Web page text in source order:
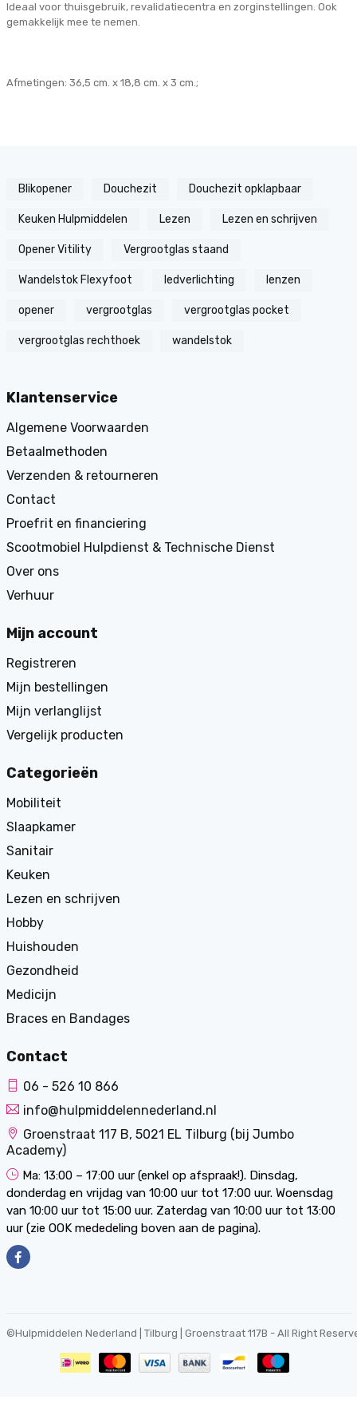
Ideaal voor thuisgebruik, revalidatiecentra en zorginstellingen. Ook
gemakkelijk mee te nemen.
Afmetingen: 36,5 cm. x 18,8 cm. x 3 cm.;
Blikopener Douchezit Douchezit opklapbaar
Keuken Hulpmiddelen Lezen Lezen en schrijven
Opener Vitility Vergrootglas staand
Wandelstok Flexyfoot ledverlichting lenzen
opener vergrootglas vergrootglas pocket
vergrootglas rechthoek wandelstok
Klantenservice
Algemene Voorwaarden
Betaalmethoden
Verzenden & retourneren
Contact
Proefrit en financiering
Scootmobiel Hulpdienst & Technische Dienst
Over ons
Verhuur
Mijn account
Registreren
Mijn bestellingen
Mijn verlanglijst
Vergelijk producten
Categorieën
Mobiliteit
Slaapkamer
Sanitair
Keuken
Lezen en schrijven
Hobby
Huishouden
Gezondheid
Medicijn
Braces en Bandages
Contact
06 - 526 10 866
info@hulpmiddelennederland.nl
Groenstraat 117 B, 5021 EL Tilburg (bij Jumbo
Academy)
Ma: 13:00 – 17:00 uur (enkel op afspraak!). Dinsdag,
donderdag en vrijdag van 10:00 uur tot 17:00 uur. Woensdag
van 10:00 uur tot 15:00 uur. Zaterdag van 10:00 uur tot 13:00
uur (zie OOK mededeling boven aan de pagina).
©Hulpmiddelen Nederland | Tilburg | Groenstraat 117B - All Right